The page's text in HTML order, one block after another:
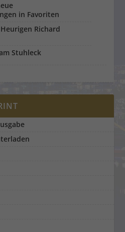
in Favoriten
Richard
Stuhleck